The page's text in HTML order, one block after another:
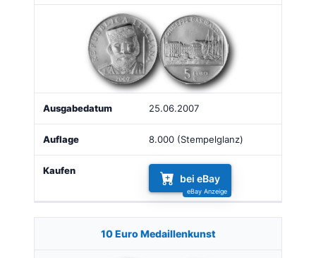
25.06.2007
8.000 (Stempelglanz)
bei eBay
10 Euro Medaillenkunst